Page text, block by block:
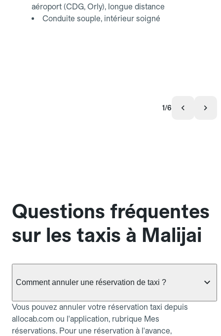
aéroport (CDG, Orly), longue distance
Conduite souple, intérieur soigné
1/6
Questions fréquentes
sur les taxis à Malijai
Comment annuler une réservation de taxi ?
Vous pouvez annuler votre réservation taxi depuis
allocab.com ou l'application, rubrique Mes
réservations. Pour une réservation à l'avance,